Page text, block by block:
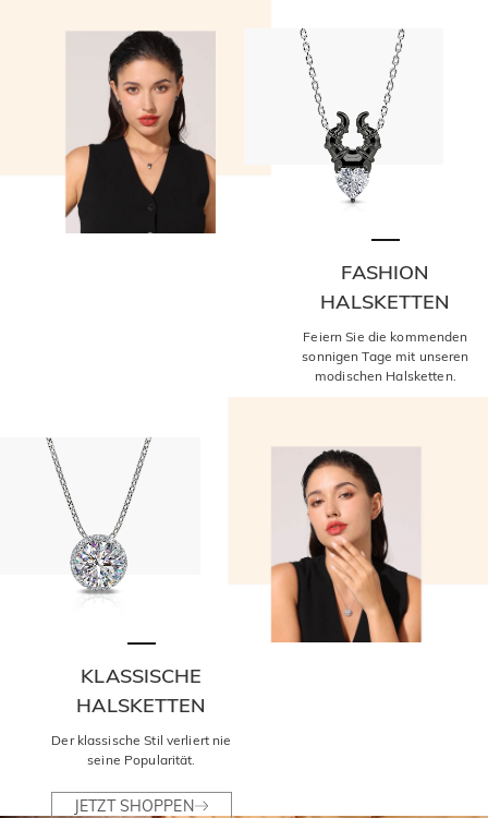
FASHION
HALSKETTEN
Feiern Sie die kommenden
sonnigen Tage mit unseren
modischen Halsketten.
KLASSISCHE
HALSKETTEN
Der klassische Stil verliert nie
seine Popularität.
JETZT SHOPPEN